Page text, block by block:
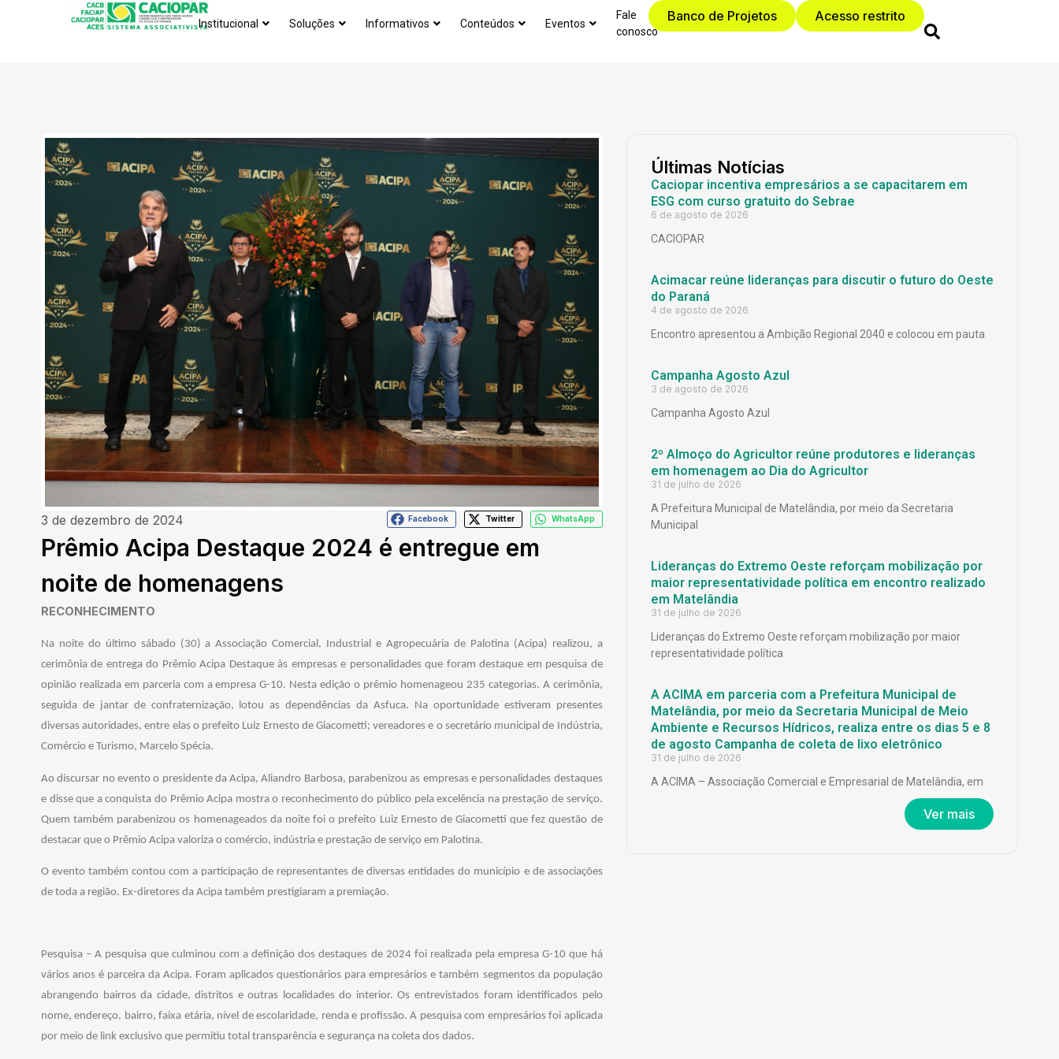
Institucional Soluções Informativos Conteúdos Eventos
Fale
conosco
Banco de Projetos Acesso restrito
3 de dezembro de 2024 Facebook Twitter WhatsApp
Prêmio Acipa Destaque 2024 é entregue em
noite de homenagens
RECONHECIMENTO
Na noite do último sábado (30) a Associação Comercial, Industrial e Agropecuária de Palotina (Acipa) realizou, a
cerimônia de entrega do Prêmio Acipa Destaque às empresas e personalidades que foram destaque em pesquisa de
opinião realizada em parceria com a empresa G-10. Nesta edição o prêmio homenageou 235 categorias. A cerimônia,
seguida de jantar de confraternização, lotou as dependências da Asfuca. Na oportunidade estiveram presentes
diversas autoridades, entre elas o prefeito Luiz Ernesto de Giacometti; vereadores e o secretário municipal de Indústria,
Comércio e Turismo, Marcelo Spécia.
Ao discursar no evento o presidente da Acipa, Aliandro Barbosa, parabenizou as empresas e personalidades destaques
e disse que a conquista do Prêmio Acipa mostra o reconhecimento do público pela excelência na prestação de serviço.
Quem também parabenizou os homenageados da noite foi o prefeito Luiz Ernesto de Giacometti que fez questão de
destacar que o Prêmio Acipa valoriza o comércio, indústria e prestação de serviço em Palotina.
O evento também contou com a participação de representantes de diversas entidades do município e de associações
de toda a região. Ex-diretores da Acipa também prestigiaram a premiação.
Pesquisa – A pesquisa que culminou com a definição dos destaques de 2024 foi realizada pela empresa G-10 que há
vários anos é parceira da Acipa. Foram aplicados questionários para empresários e também segmentos da população
abrangendo bairros da cidade, distritos e outras localidades do interior. Os entrevistados foram identificados pelo
nome, endereço, bairro, faixa etária, nível de escolaridade, renda e profissão. A pesquisa com empresários foi aplicada
por meio de link exclusivo que permitiu total transparência e segurança na coleta dos dados.
Últimas Notícias
Caciopar incentiva empresários a se capacitarem em
ESG com curso gratuito do Sebrae
6 de agosto de 2026
CACIOPAR
Acimacar reúne lideranças para discutir o futuro do Oeste
do Paraná
4 de agosto de 2026
Encontro apresentou a Ambição Regional 2040 e colocou em pauta
Campanha Agosto Azul
3 de agosto de 2026
Campanha Agosto Azul
2º Almoço do Agricultor reúne produtores e lideranças
em homenagem ao Dia do Agricultor
31 de julho de 2026
A Prefeitura Municipal de Matelândia, por meio da Secretaria
Municipal
Lideranças do Extremo Oeste reforçam mobilização por
maior representatividade política em encontro realizado
em Matelândia
31 de julho de 2026
Lideranças do Extremo Oeste reforçam mobilização por maior
representatividade política
A ACIMA em parceria com a Prefeitura Municipal de
Matelândia, por meio da Secretaria Municipal de Meio
Ambiente e Recursos Hídricos, realiza entre os dias 5 e 8
de agosto Campanha de coleta de lixo eletrônico
31 de julho de 2026
A ACIMA – Associação Comercial e Empresarial de Matelândia, em
Ver mais